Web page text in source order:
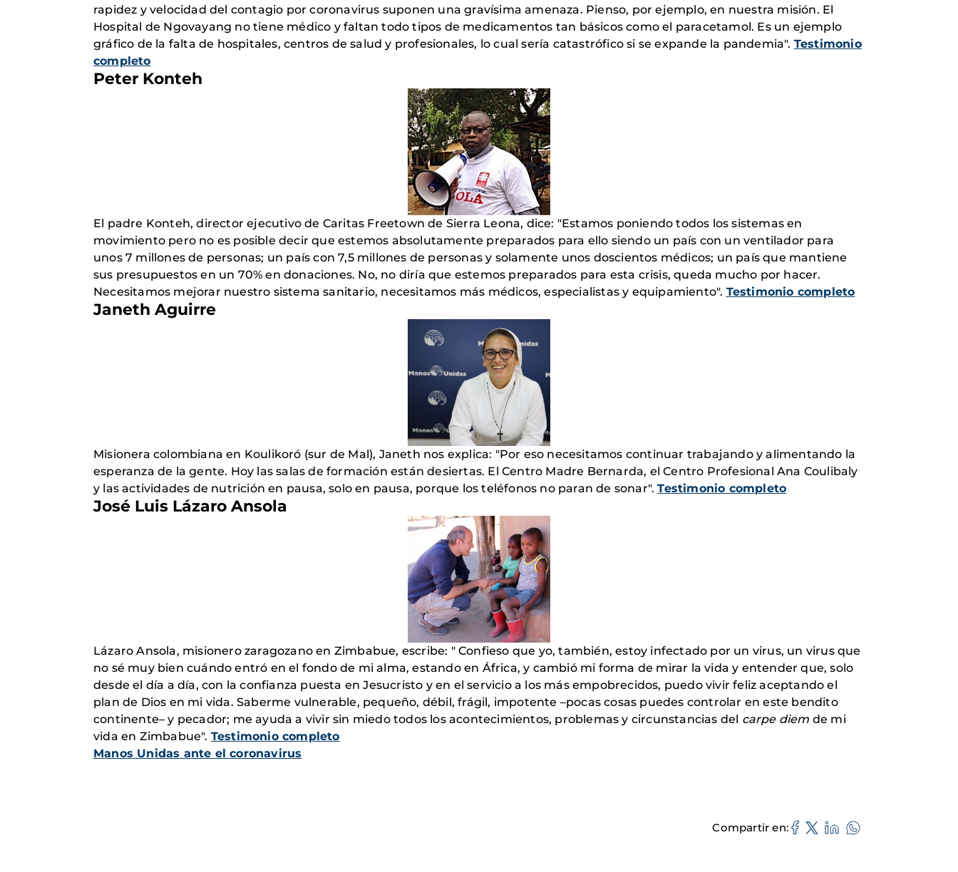
rapidez y velocidad del contagio por coronavirus suponen una gravísima amenaza. Pienso, por ejemplo, en nuestra misión. El
Hospital de Ngovayang no tiene médico y faltan todo tipos de medicamentos tan básicos como el paracetamol. Es un ejemplo
gráfico de la falta de hospitales, centros de salud y profesionales, lo cual sería catastrófico si se expande la pandemia". Testimonio
completo
Peter Konteh
El padre Konteh, director ejecutivo de Caritas Freetown de Sierra Leona, dice: "Estamos poniendo todos los sistemas en
movimiento pero no es posible decir que estemos absolutamente preparados para ello siendo un país con un ventilador para
unos 7 millones de personas; un país con 7,5 millones de personas y solamente unos doscientos médicos; un país que mantiene
sus presupuestos en un 70% en donaciones. No, no diría que estemos preparados para esta crisis, queda mucho por hacer.
Necesitamos mejorar nuestro sistema sanitario, necesitamos más médicos, especialistas y equipamiento". Testimonio completo
Janeth Aguirre
Misionera colombiana en Koulikoró (sur de Mal), Janeth nos explica: "Por eso necesitamos continuar trabajando y alimentando la
esperanza de la gente. Hoy las salas de formación están desiertas. El Centro Madre Bernarda, el Centro Profesional Ana Coulibaly
y las actividades de nutrición en pausa, solo en pausa, porque los teléfonos no paran de sonar".Testimonio completo
José Luis Lázaro Ansola
Lázaro Ansola, misionero zaragozano en Zimbabue, escribe: " Confieso que yo, también, estoy infectado por un virus, un virus que
no sé muy bien cuándo entró en el fondo de mi alma, estando en África, y cambió mi forma de mirar la vida y entender que, solo
desde el día a día, con la confianza puesta en Jesucristo y en el servicio a los más empobrecidos, puedo vivir feliz aceptando el
plan de Dios en mi vida. Saberme vulnerable, pequeño, débil, frágil, impotente –pocas cosas puedes controlar en este bendito
continente– y pecador; me ayuda a vivir sin miedo todos los acontecimientos, problemas y circunstancias del carpe diem de mi
vida en Zimbabue". Testimonio completo
Manos Unidas ante el coronavirus
Compartir en